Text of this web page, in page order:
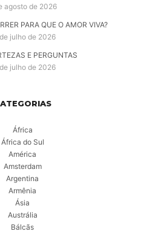
agosto de 2026
PARA QUE O AMOR VIVA?
julho de 2026
E PERGUNTAS
julho de 2026
África
África do Sul
América
Amsterdam
Argentina
Armênia
Ásia
Austrália
Bálcãs